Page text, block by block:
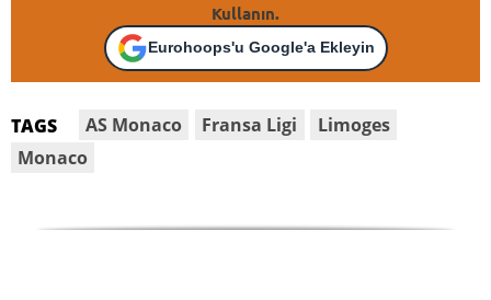
Kullanın.
Eurohoops'u Google'a Ekleyin
TAGS AS Monaco Fransa Ligi
Limoges
Monaco